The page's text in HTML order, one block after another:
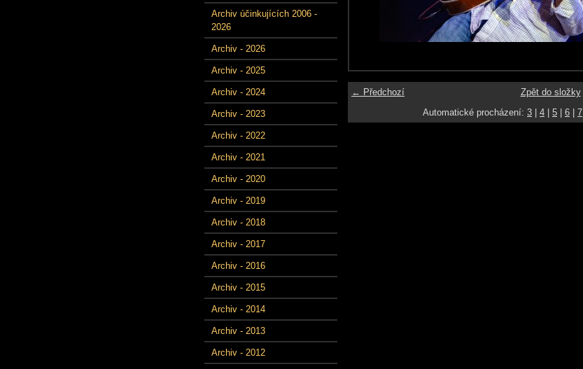
Archiv účinkujících 2006 -
2026
Archiv - 2026
Archiv - 2025
Archiv - 2024
Archiv - 2023
Archiv - 2022
Archiv - 2021
Archiv - 2020
Archiv - 2019
Archiv - 2018
Archiv - 2017
Archiv - 2016
Archiv - 2015
Archiv - 2014
Archiv - 2013
Archiv - 2012
← Předchozí
Zpět do složky
Automatické procházení: 3 4 5 6 7